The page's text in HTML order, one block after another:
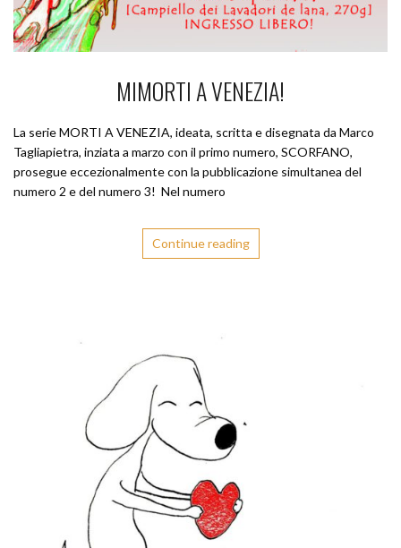
MIMORTI A VENEZIA!
La serie MORTI A VENEZIA, ideata, scritta e disegnata da Marco
Tagliapietra, inziata a marzo con il primo numero, SCORFANO,
prosegue eccezionalmente con la pubblicazione simultanea del
numero 2 e del numero 3! Nel numero
Continue reading